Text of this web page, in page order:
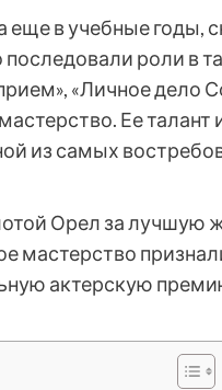
в учебные годы,
роли в
«Личное дело
Ее талант
из самых
Орел за лучшую
мастерство
актерскую